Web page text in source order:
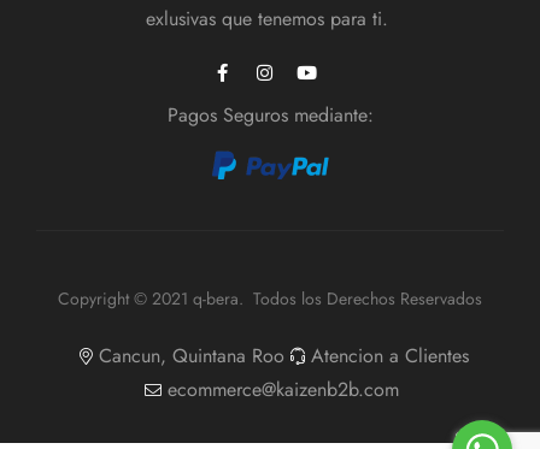
exlusivas que tenemos para ti.
Pagos Seguros mediante:
Copyright © 2021 q-bera. Todos los Derechos Reservados
Cancun, Quintana Roo
Atencion a Clientes
ecommerce@kaizenb2b.com